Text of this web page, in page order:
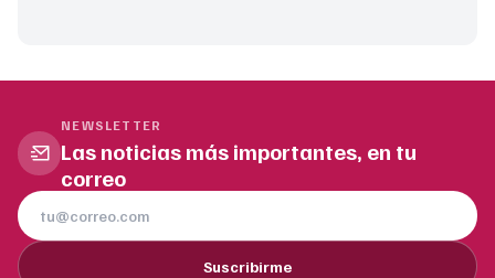
NEWSLETTER
Las noticias más importantes, en tu
correo
Suscribirme